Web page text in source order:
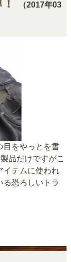
（2017年03
目をやっとを書
品だけですがこ
イテムに使われ
る恐ろしいトラ